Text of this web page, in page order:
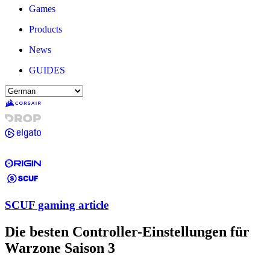
Games
Products
News
GUIDES
SCUF gaming article
Die besten Controller-Einstellungen für
Warzone Saison 3